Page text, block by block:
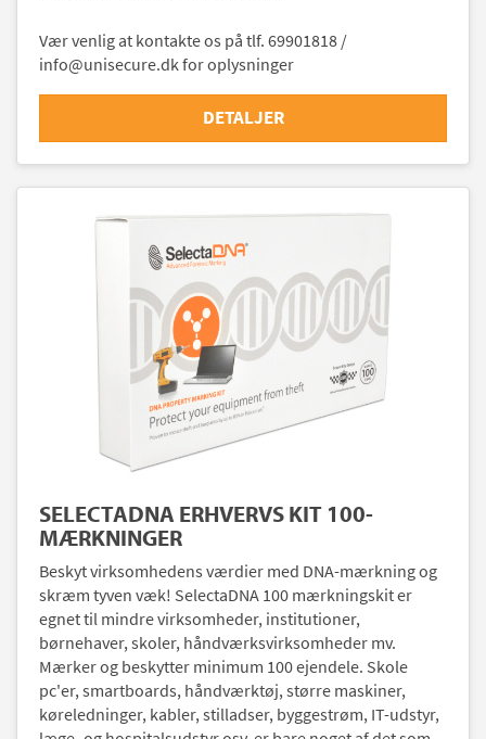
Vær venlig at kontakte os på tlf. 69901818 /
info@unisecure.dk for oplysninger
DETALJER
SELECTADNA ERHVERVS KIT 100-
MÆRKNINGER
Beskyt virksomhedens værdier med DNA-mærkning og
skræm tyven væk! SelectaDNA 100 mærkningskit er
egnet til mindre virksomheder, institutioner,
børnehaver, skoler, håndværksvirksomheder mv.
Mærker og beskytter minimum 100 ejendele. Skole
pc'er, smartboards, håndværktøj, større maskiner,
køreledninger, kabler, stilladser, byggestrøm, IT-udstyr,